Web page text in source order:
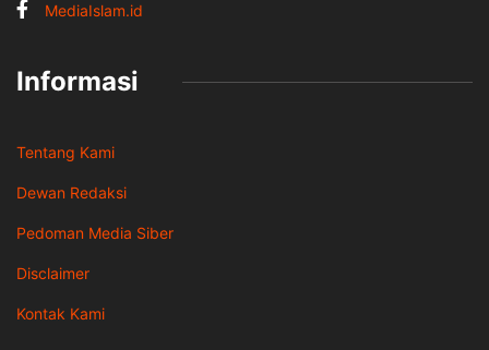
MediaIslam.id
Informasi
Tentang Kami
Dewan Redaksi
Pedoman Media Siber
Disclaimer
Kontak Kami